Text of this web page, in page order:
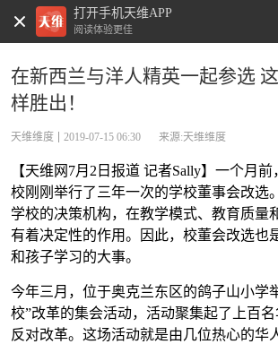
打开手机天维APP
阅读体验更佳 天维新闻
在新西兰与洋人精英一起参选
样胜出！
天维维度 2019-07-15 06:30 来源:天维维度
【天维网7月2日报道 记者Sally】一个月
校刚刚举行了三年一次的学校董事会改选
学校的决策机构，在教学模式、教育质量
有着决定性的作用。因此，校董会改选也
和孩子学习的大事。
今年三月，位于奥克兰东区的鸽子山小学
校”改革的集会活动，活动聚集起了上百
反对改革。这场活动就是由几位热心的华